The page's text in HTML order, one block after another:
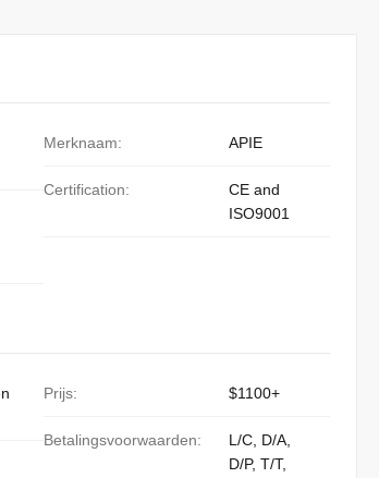
Merknaam: APIE
Certification:
CE and
ISO9001
Prijs: $1100+
Betalingsvoorwaarden:
L/C, D/A,
D/P, T/T,